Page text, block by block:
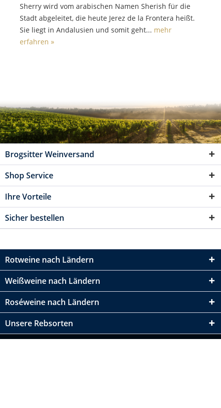
Sherry wird vom arabischen Namen Sherish für die
Stadt abgeleitet, die heute Jerez de la Frontera heißt.
Sie liegt in Andalusien und somit geht... mehr
erfahren »
Brogsitter Weinversand
Shop Service
Ihre Vorteile
Sicher bestellen
Rotweine nach Ländern
Weißweine nach Ländern
Roséweine nach Ländern
Unsere Rebsorten